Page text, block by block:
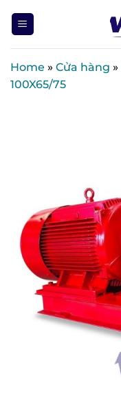
Home » Cửa hàng »
100X65/75